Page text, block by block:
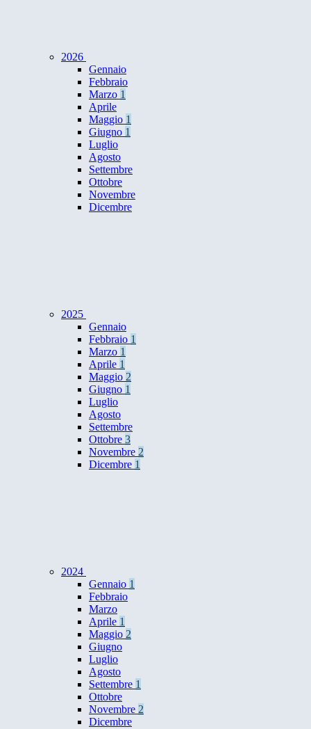
2026
Gennaio
Febbraio
Marzo 1
Aprile
Maggio 1
Giugno 1
Luglio
Agosto
Settembre
Ottobre
Novembre
Dicembre
2025
Gennaio
Febbraio 1
Marzo 1
Aprile 1
Maggio 2
Giugno 1
Luglio
Agosto
Settembre
Ottobre 3
Novembre 2
Dicembre 1
2024
Gennaio 1
Febbraio
Marzo
Aprile 1
Maggio 2
Giugno
Luglio
Agosto
Settembre 1
Ottobre
Novembre 2
Dicembre